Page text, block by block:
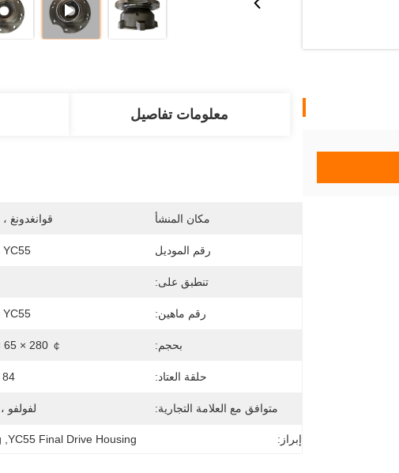
معلومات تفاصيل
مكان المنشأ قوانغدونغ
رقم الموديل YC55
تنطبق على:
رقم ماهين: YC55
بحجم: ￠ 280 × 65 × 179
حلقة العتاد: 84 أسنان
متوافق مع العلامة التجارية: لفولفو
إبراز: YC55 Final Drive Housing